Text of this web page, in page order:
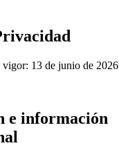
vigor: 13 de junio de 2026
e información